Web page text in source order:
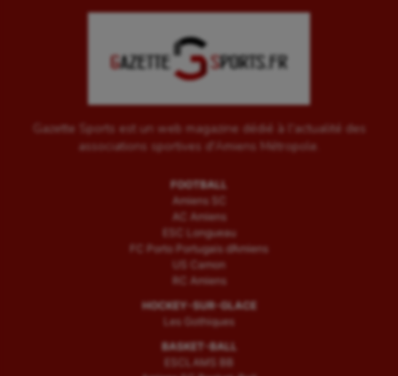
Gazette Sports est un web magazine dédié à l'actualité des
associations sportives d'Amiens Métropole.
FOOTBALL
Amiens SC
AC Amiens
ESC Longueau
FC Porto Portugais d’Amiens
US Camon
RC Amiens
HOCKEY-SUR-GLACE
Les Gothiques
BASKET-BALL
ESCLAMS BB